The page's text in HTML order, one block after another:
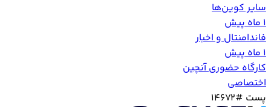
سایر کوین‌ها
1 ماه پیش
فاندامنتال و اخبار
1 ماه پیش
کارگاه حضوری آنچین
اختصاصی
پست #14672